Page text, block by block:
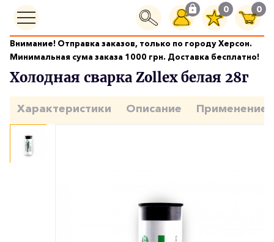
0 0
Внимание! Отправка заказов, только по городу Херсон.
Минимальная сума заказа 1000 грн. Доставка бесплатно!
Герметики и клеи Холодная сварка Zollex белая 28г
Холодная сварка Zollex белая 28г
Характеристики Описание Применение